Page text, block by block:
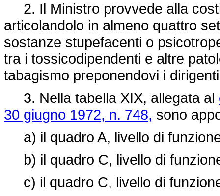
2. Il Ministro provvede alla
articolandolo in almeno quattro
sostanze stupefacenti o
tra i tossicodipendenti e altre
tabagismo preponendovi i
3. Nella tabella XIX, allegata al
30 giugno 1972, n. 748, sono
a) il quadro A, livello di
b) il quadro C, livello di
c) il quadro C, livello di